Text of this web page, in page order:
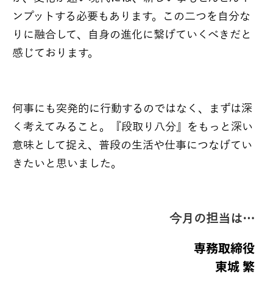
ンプットする必要もあります。この二つを自分な
りに融合して、自身の進化に繋げていくべきだと
感じております。
何事にも突発的に行動するのではなく、まずは深
く考えてみること。『段取り八分』をもっと深い
意味として捉え、普段の生活や仕事につなげてい
きたいと思いました。
今月の担当は…
専務取締役
東城 繁